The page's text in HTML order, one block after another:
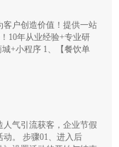
户创造价值！提供一站
10年从业经验+专业研
+小程序 1、【餐饮单
气引流获客，企业节假
动。 步骤01、进入后